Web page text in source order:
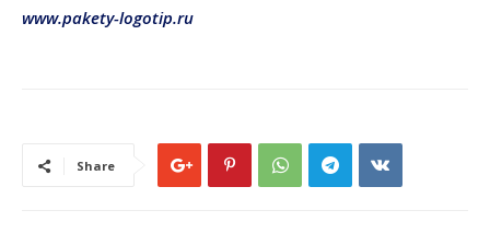
www.pakety-logotip.ru
Share